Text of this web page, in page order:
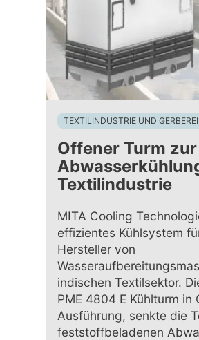
TEXTILINDUSTRIE UND
Offener Turm zur
Textilindustrie
MITA Cooling
effizientes Kühlsystem
Hersteller von
indischen Textilsektor.
PME 4804 E Kühlturm in
Ausführung, senkte die
feststoffbeladenen